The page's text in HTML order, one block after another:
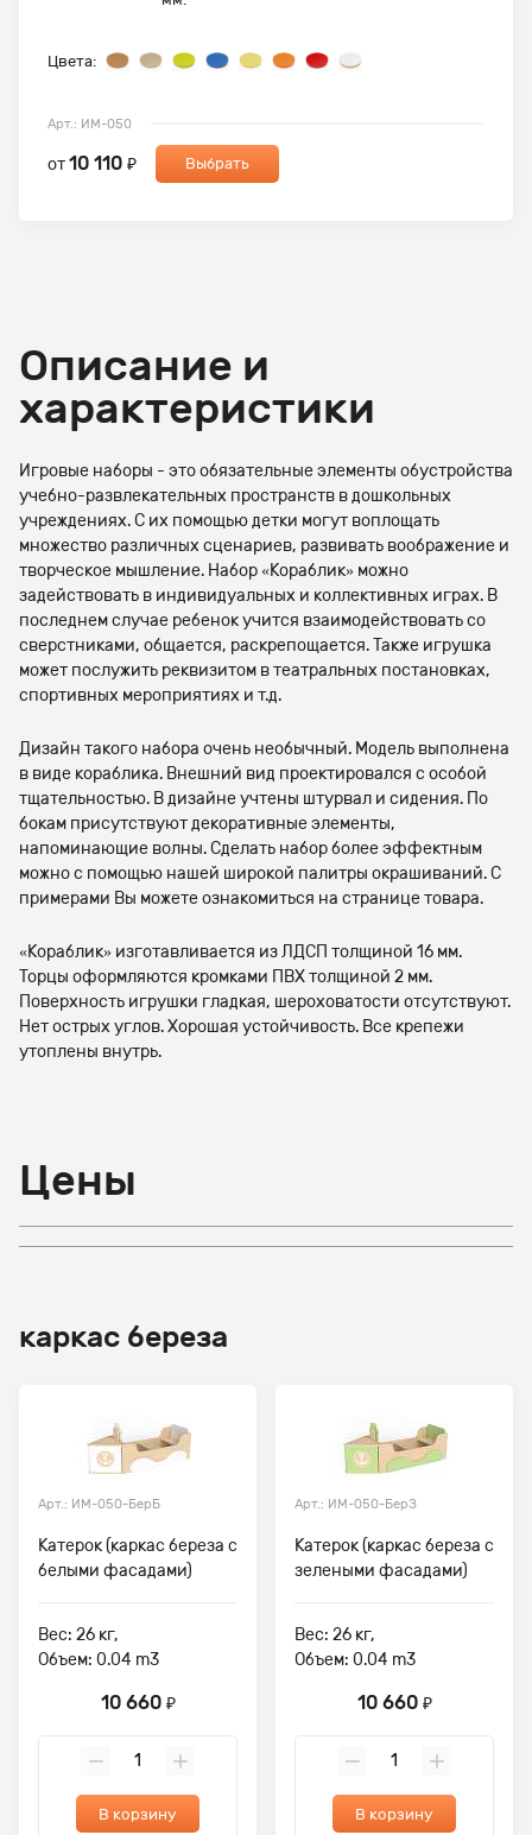
Цвета:
Арт.: ИМ-050
от10 110 ₽ Выбрать
Описание и
характеристики
Игровые наборы - это обязательные элементы обустройства
учебно-развлекательных пространств в дошкольных
учреждениях. С их помощью детки могут воплощать
множество различных сценариев, развивать воображение и
творческое мышление. Набор «Кораблик» можно
задействовать в индивидуальных и коллективных играх. В
последнем случае ребенок учится взаимодействовать со
сверстниками, общается, раскрепощается. Также игрушка
может послужить реквизитом в театральных постановках,
спортивных мероприятиях и т.д.
Дизайн такого набора очень необычный. Модель выполнена
в виде кораблика. Внешний вид проектировался с особой
тщательностью. В дизайне учтены штурвал и сидения. По
бокам присутствуют декоративные элементы,
напоминающие волны. Сделать набор более эффектным
можно с помощью нашей широкой палитры окрашиваний. С
примерами Вы можете ознакомиться на странице товара.
«Кораблик» изготавливается из ЛДСП толщиной 16 мм.
Торцы оформляются кромками ПВХ толщиной 2 мм.
Поверхность игрушки гладкая, шероховатости отсутствуют.
Нет острых углов. Хорошая устойчивость. Все крепежи
утоплены внутрь.
Цены
каркас береза
Арт.: ИМ-050-БерБ
Катерок (каркас береза с
белыми фасадами)
Вес: 26 кг,
Объем: 0.04 m3
10 660 ₽
В корзину
Арт.: ИМ-050-БерЗ
Катерок (каркас береза с
зелеными фасадами)
Вес: 26 кг,
Объем: 0.04 m3
10 660 ₽
В корзину